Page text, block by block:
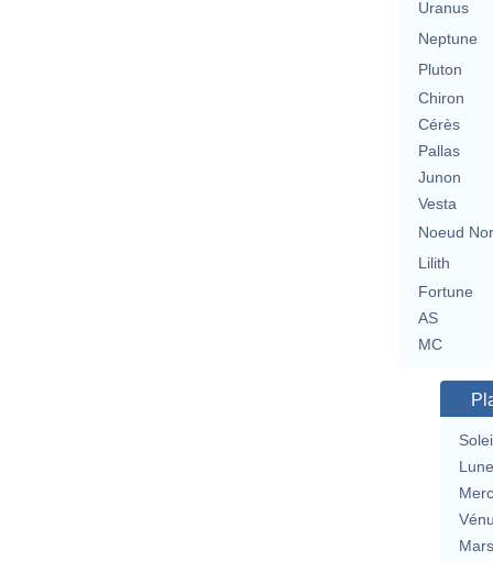
Uranus
Neptune
Pluton
Chiron
Cérès
Pallas
Junon
Vesta
Noeud
Lilith
Fortune
AS
MC
Lune
Mars